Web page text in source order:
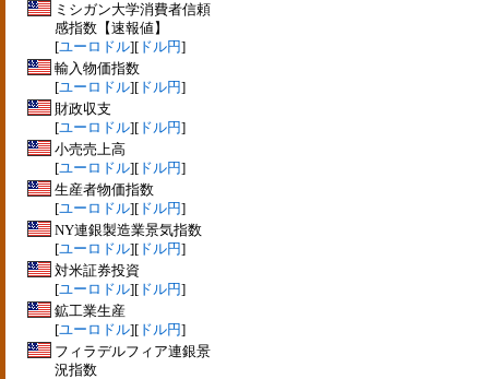
ミシガン大学消費者信頼
感指数【速報値】
[ユーロドル][ ドル円]
輸入物価指数
[ユーロドル][ ドル円]
財政収支
[ユーロドル][ ドル円]
小売売上高
[ユーロドル][ ドル円]
生産者物価指数
[ユーロドル][ ドル円]
NY連銀製造業景気指数
[ユーロドル][ ドル円]
対米証券投資
[ユーロドル][ ドル円]
鉱工業生産
[ユーロドル][ ドル円]
フィラデルフィア連銀景
況指数